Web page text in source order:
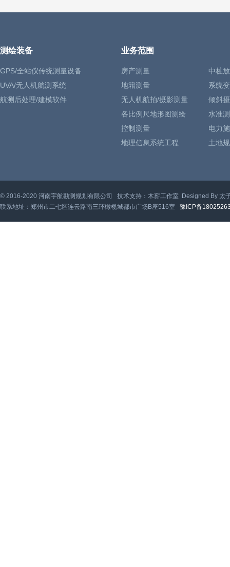
测绘装备
GPS/全站仪传统测量设备
UVA/无人机航测系统
航测后处理/建模软件
业务范围
房产测量
中桩
地籍测量
系统
无人机航拍/摄影测量
倾斜
各比例尺地形图测绘
水准
控制测量
电力
地理信息系统工程
土地
© 2016-2020 河南宇航勘测规划有限公司 技术支持：木薪工作室 Designed By 太
联系地址：郑州市二七区连云路南三环橄榄城都市广场B座516室 豫ICP备